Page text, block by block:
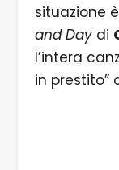
situazione
and Daydi
l’intera
in prestito”